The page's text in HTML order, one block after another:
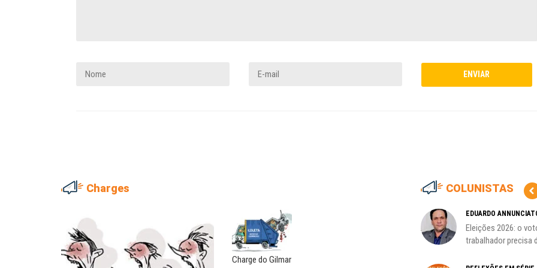
Charges
Charge do Gilmar
COLUNISTAS
Sindec: 94 anos de união e
Saúde mental:
responsabilidade de todos
A geopolítica nas eleições de
EDUARDO
Eleições 2026: o
trabalhador precisa